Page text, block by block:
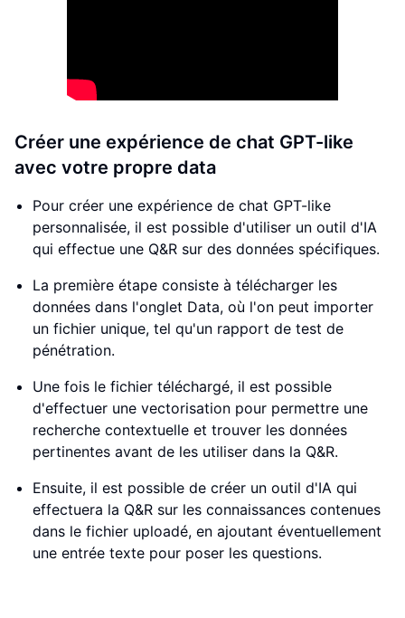
Créer une expérience de chat GPT-like
avec votre propre data
Pour créer une expérience de chat GPT-like
personnalisée, il est possible d'utiliser un outil d'IA
qui effectue une Q&R sur des données spécifiques.
La première étape consiste à télécharger les
données dans l'onglet Data, où l'on peut importer
un fichier unique, tel qu'un rapport de test de
pénétration.
Une fois le fichier téléchargé, il est possible
d'effectuer une vectorisation pour permettre une
recherche contextuelle et trouver les données
pertinentes avant de les utiliser dans la Q&R.
Ensuite, il est possible de créer un outil d'IA qui
effectuera la Q&R sur les connaissances contenues
dans le fichier uploadé, en ajoutant éventuellement
une entrée texte pour poser les questions.